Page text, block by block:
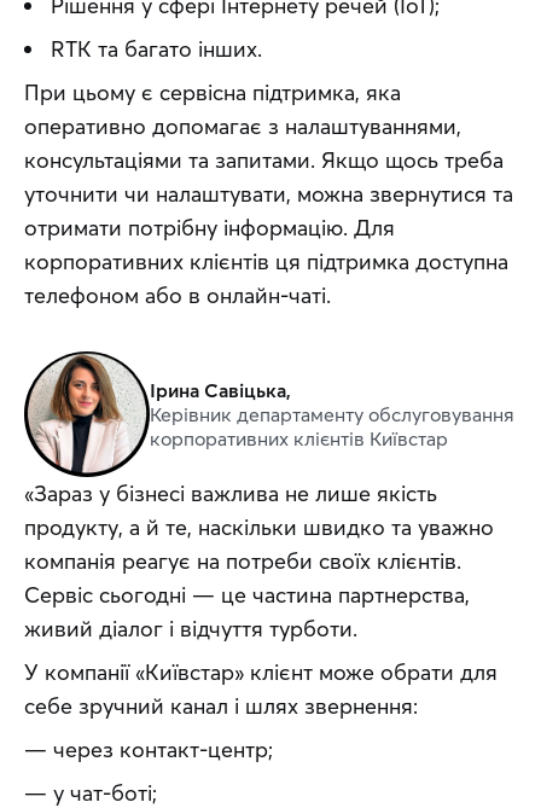
RTK та багато інших.
При цьому є сервісна підтримка, яка
оперативно допомагає з налаштуваннями,
консультаціями та запитами. Якщо щось треба
уточнити чи налаштувати, можна звернутися та
отримати потрібну інформацію. Для
корпоративних клієнтів ця підтримка доступна
телефоном або в онлайн-чаті.
Ірина Савіцька,
Керівник департаменту обслуговування
корпоративних клієнтів Київстар
«Зараз у бізнесі важлива не лише якість
продукту, а й те, наскільки швидко та уважно
компанія реагує на потреби своїх клієнтів.
Сервіс сьогодні — це частина партнерства,
живий діалог і відчуття турботи.
У компанії «Київстар» клієнт може обрати для
себе зручний канал і шлях звернення:
— через контакт-центр;
— у чат-боті;